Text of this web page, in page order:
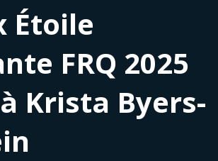
Étoile
FRQ 2025
Krista Byers-